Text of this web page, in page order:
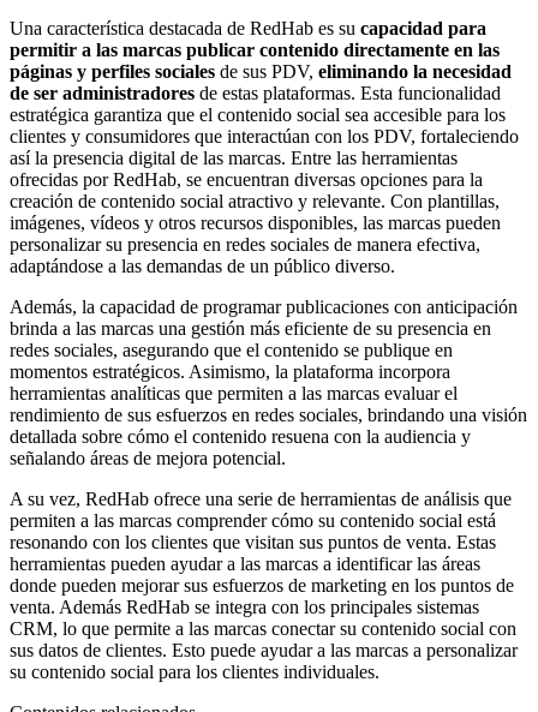
Una característica destacada de RedHab es su capacidad para
permitir a las marcas publicar contenido directamente en las
páginas y perfiles sociales de sus PDV, eliminando la necesidad
de ser administradores de estas plataformas. Esta funcionalidad
estratégica garantiza que el contenido social sea accesible para los
clientes y consumidores que interactúan con los PDV, fortaleciendo
así la presencia digital de las marcas. Entre las herramientas
ofrecidas por RedHab, se encuentran diversas opciones para la
creación de contenido social atractivo y relevante. Con plantillas,
imágenes, vídeos y otros recursos disponibles, las marcas pueden
personalizar su presencia en redes sociales de manera efectiva,
adaptándose a las demandas de un público diverso.
Además, la capacidad de programar publicaciones con anticipación
brinda a las marcas una gestión más eficiente de su presencia en
redes sociales, asegurando que el contenido se publique en
momentos estratégicos. Asimismo, la plataforma incorpora
herramientas analíticas que permiten a las marcas evaluar el
rendimiento de sus esfuerzos en redes sociales, brindando una visión
detallada sobre cómo el contenido resuena con la audiencia y
señalando áreas de mejora potencial.
A su vez, RedHab ofrece una serie de herramientas de análisis que
permiten a las marcas comprender cómo su contenido social está
resonando con los clientes que visitan sus puntos de venta. Estas
herramientas pueden ayudar a las marcas a identificar las áreas
donde pueden mejorar sus esfuerzos de marketing en los puntos de
venta. Además RedHab se integra con los principales sistemas
CRM, lo que permite a las marcas conectar su contenido social con
sus datos de clientes. Esto puede ayudar a las marcas a personalizar
su contenido social para los clientes individuales.